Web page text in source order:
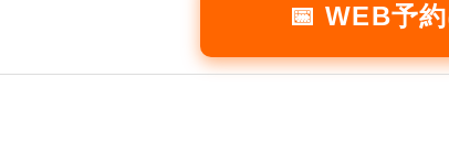
📅 WEB予